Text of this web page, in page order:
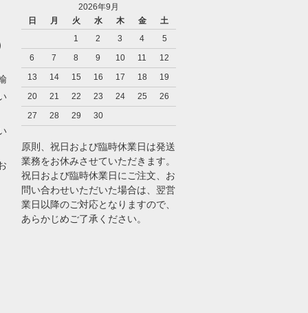
2026年9月
日
月 火 水 木 金
土
1
2 3 4
5
6
7 8 9 10 11
12
13
14 15 16 17 18
19
20
21 22 23 24 25
26
27
28 29 30
原則、祝日および臨時休業日は発送
業務をお休みさせていただきます。
祝日および臨時休業日にご注文、お
問い合わせいただいた場合は、翌営
業日以降のご対応となりますので、
あらかじめご了承ください。